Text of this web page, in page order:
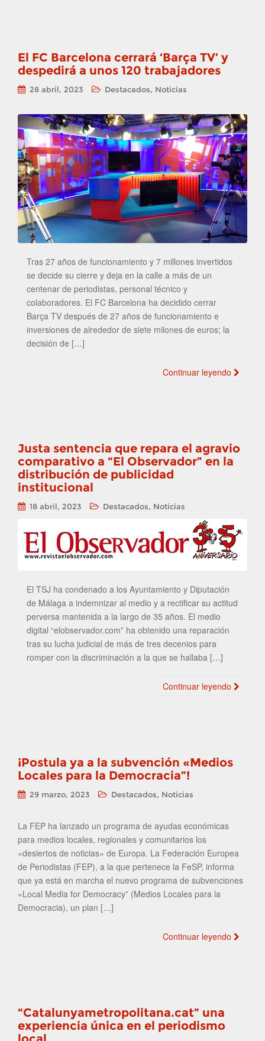
El FC Barcelona cerrará ‘Barça TV’ y
despedirá a unos 120 trabajadores
28 abril, 2023 Destacados, Noticias
Tras 27 años de funcionamiento y 7 millones invertidos
se decide su cierre y deja en la calle a más de un
centenar de periodistas, personal técnico y
colaboradores. El FC Barcelona ha decidido cerrar
Barça TV después de 27 años de funcionamiento e
inversiones de alrededor de siete milones de euros; la
decisión de […]
Continuar leyendo
Justa sentencia que repara el agravio
comparativo a “El Observador” en la
distribución de publicidad
institucional
18 abril, 2023 Destacados, Noticias
El TSJ ha condenado a los Ayuntamiento y Diputación
de Málaga a indemnizar al medio y a rectificar su actitud
perversa mantenida a la largo de 35 años. El medio
digital “elobservador.com” ha obtenido una reparación
tras su lucha judicial de más de tres decenios para
romper con la discriminación a la que se hallaba […]
Continuar leyendo
¡Postula ya a la subvención «Medios
Locales para la Democracia”!
29 marzo, 2023 Destacados, Noticias
La FEP ha lanzado un programa de ayudas económicas
para medios locales, regionales y comunitarios los
«desiertos de noticias» de Europa. La Federación Europea
de Periodistas (FEP), a la que pertenece la FeSP, informa
que ya está en marcha el nuevo programa de subvenciones
«Local Media for Democracy” (Medios Locales para la
Democracia), un plan […]
Continuar leyendo
“Catalunyametropolitana.cat” una
experiencia única en el periodismo